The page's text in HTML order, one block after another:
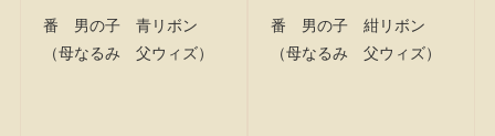
番 男の子 青リボン
（母なるみ 父ウィズ）
番 男の子 紺リボン
（母なるみ 父ウィズ）